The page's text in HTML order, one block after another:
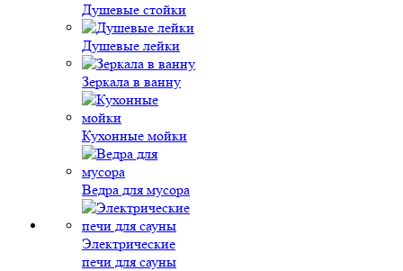
Душевые стойки
Душевые лейки
Зеркала в ванну
Кухонные мойки
Ведра для мусора
Электрические
печи для сауны